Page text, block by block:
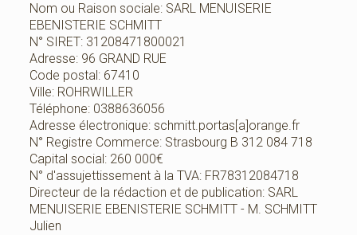
Nom ou Raison sociale: SARL MENUISERIE
EBENISTERIE SCHMITT
N° SIRET: 31208471800021
Adresse: 96 GRAND RUE
Code postal: 67410
Ville: ROHRWILLER
Téléphone: 0388636056
Adresse électronique: schmitt.portas[a]orange.fr
N° Registre Commerce: Strasbourg B 312 084 718
Capital social: 260 000€
N° d'assujettissement à la TVA: FR78312084718
Directeur de la rédaction et de publication: SARL
MENUISERIE EBENISTERIE SCHMITT - M. SCHMITT
Julien